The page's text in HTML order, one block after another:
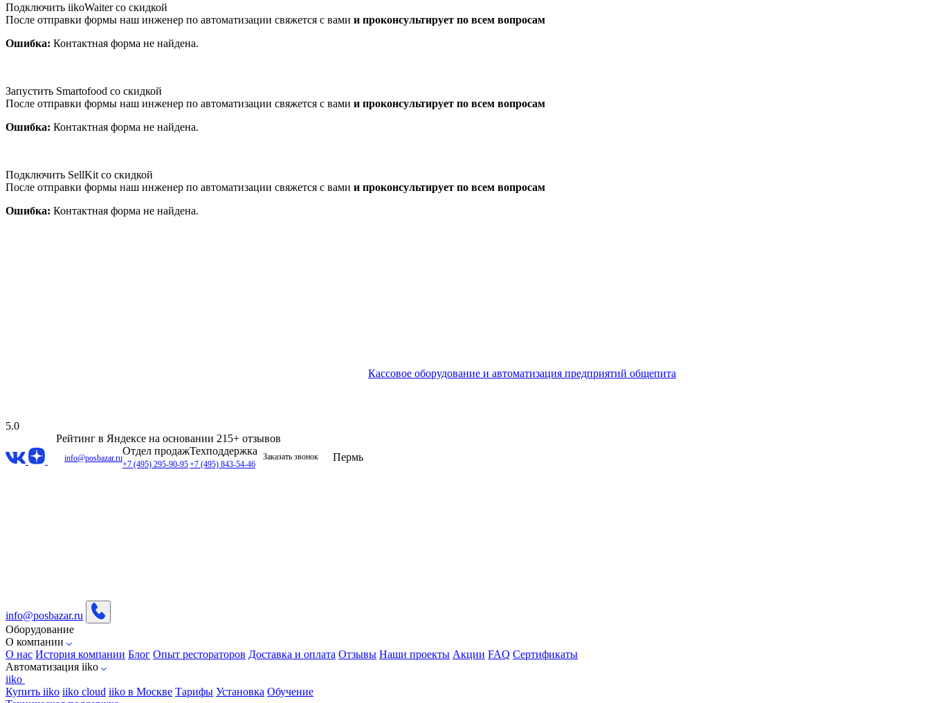
Подключить iikoWaiter со скидкой
После отправки формы наш инженер по автоматизации свяжется с вами и проконсультирует по всем вопросам
Ошибка: Контактная форма не найдена.
Запустить Smartofood со скидкой
После отправки формы наш инженер по автоматизации свяжется с вами и проконсультирует по всем вопросам
Ошибка: Контактная форма не найдена.
Подключить SellKit со скидкой
После отправки формы наш инженер по автоматизации свяжется с вами и проконсультирует по всем вопросам
Ошибка: Контактная форма не найдена.
Кассовое оборудование и автоматизация предприятий общепита
5.0
Рейтинг в Яндексе на основании 215+ отзывов
info@posbazar.ru
Отдел продаж
+7 (495) 295-90-95
Техподдержка
+7 (495) 843-54-46
Заказать звонок Пермь
info@posbazar.ru
Оборудование
О компании
О нас История компании Блог Опыт рестораторов Доставка и оплата Отзывы Наши проекты Акции FAQ Сертификаты
Автоматизация iiko
iiko
Купить iiko iiko cloud iiko в Москве Тарифы Установка Обучение